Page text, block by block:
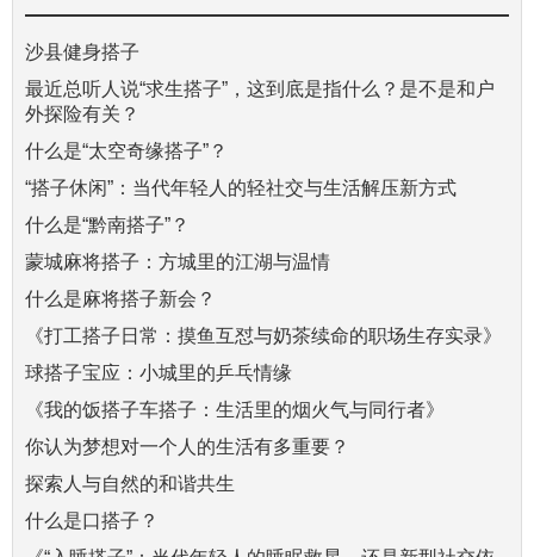
沙县健身搭子
最近总听人说“求生搭子”，这到底是指什么？是不是和户
外探险有关？
什么是“太空奇缘搭子”？
“搭子休闲”：当代年轻人的轻社交与生活解压新方式
什么是“黔南搭子”？
蒙城麻将搭子：方城里的江湖与温情
什么是麻将搭子新会？
《打工搭子日常：摸鱼互怼与奶茶续命的职场生存实录》
球搭子宝应：小城里的乒乓情缘
《我的饭搭子车搭子：生活里的烟火气与同行者》
你认为梦想对一个人的生活有多重要？
探索人与自然的和谐共生
什么是口搭子？